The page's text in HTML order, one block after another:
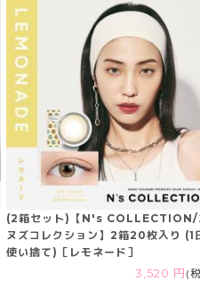
(2箱セット)【N's COLLECTION/
ヌズコレクション】2箱20枚入り (1
使い捨て)［レモネード］
3,520 円 (